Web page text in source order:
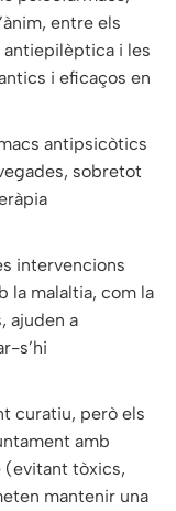
entre els
i les
i eficaços en
antipsicòtics
sobretot
intervencions
la malaltia, com la
ajuden a
s’hi
curatiu, però els
amb
(evitant tòxics,
mantenir una